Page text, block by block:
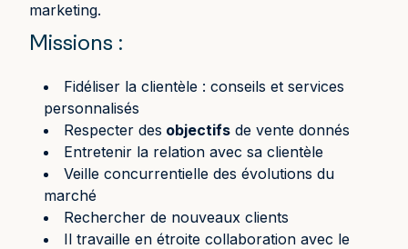
marketing.
Missions :
Fidéliser la clientèle : conseils et services
personnalisés
Respecter des objectifs de vente donnés
Entretenir la relation avec sa clientèle
Veille concurrentielle des évolutions du
marché
Rechercher de nouveaux clients
Il travaille en étroite collaboration avec le